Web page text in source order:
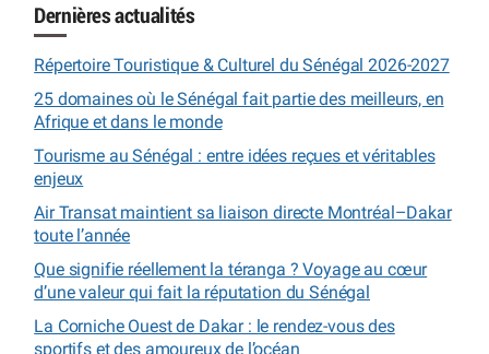
Dernières actualités
Répertoire Touristique & Culturel du Sénégal 2026-2027
25 domaines où le Sénégal fait partie des meilleurs, en
Afrique et dans le monde
Tourisme au Sénégal : entre idées reçues et véritables
enjeux
Air Transat maintient sa liaison directe Montréal–Dakar
toute l’année
Que signifie réellement la téranga ? Voyage au cœur
d’une valeur qui fait la réputation du Sénégal
La Corniche Ouest de Dakar : le rendez-vous des
sportifs et des amoureux de l’océan